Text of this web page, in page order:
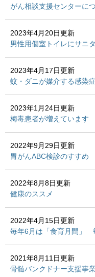
がん相談支援センターに
2023年4月20日更新
男性用個室トイレにサニ
2023年4月17日更新
蚊・ダニが媒介する感染
2023年1月24日更新
梅毒患者が増えています
2022年9月29日更新
胃がんABC検診のすすめ
2022年8月8日更新
健康のススメ
2022年4月15日更新
毎年6月は「食育月間」
2021年8月11日更新
骨髄バンクドナー支援事